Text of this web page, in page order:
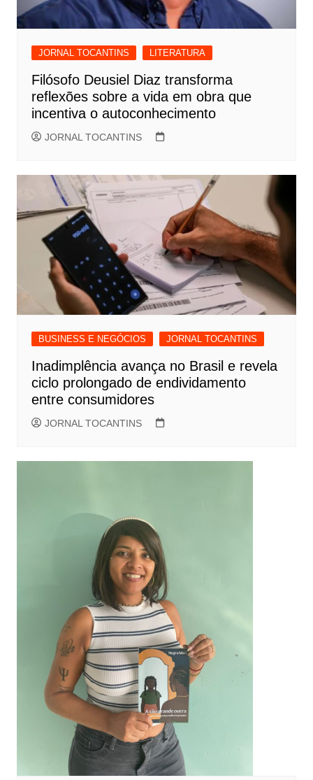
JORNAL TOCANTINS LITERATURA
Filósofo Deusiel Diaz transforma
reflexões sobre a vida em obra que
incentiva o autoconhecimento
JORNAL TOCANTINS
BUSINESS E NEGÓCIOS JORNAL TOCANTINS
Inadimplência avança no Brasil e revela
ciclo prolongado de endividamento
entre consumidores
JORNAL TOCANTINS